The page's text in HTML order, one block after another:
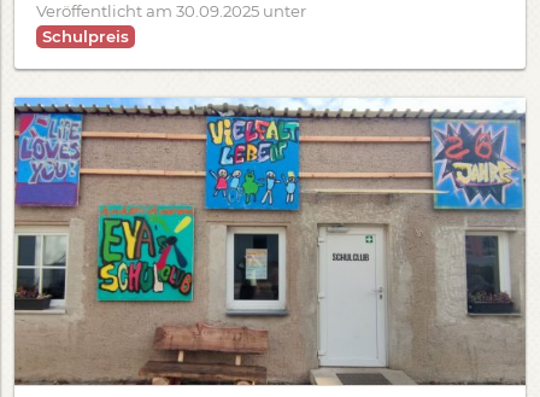
Veröffentlicht am 30.09.2025 unter
Schulpreis